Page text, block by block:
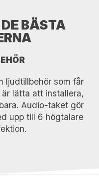
BÄSTA
ljudtillbehör som får
lätta att installera,
Audio-taket gör
upp till 6 högtalare